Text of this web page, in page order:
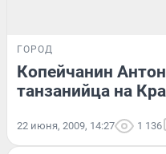
ГОРОД
Копейчанин
танзанийца на
22 июня, 2009, 14:27 1 136